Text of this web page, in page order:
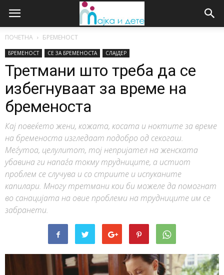
ПОЧЕТНА БРЕМЕНОСТ
БРЕМЕНОСТ СЕ ЗА БРЕМЕНОСТА СЛАЈДЕР
Третмани што треба да се
избегнуваат за време на
бременоста
Кај повеќето жени, кожата, косата и ноктите за време
на бременоста изгледаат подобро од секогаш.
Меѓутоа, целулитот, тој непријател на женската
убавина ги напаѓа токму трудниците, а истиот
проблем се случува и со стриите и испуканите
капилари. Многу третмани кои би можеле да помогнат
во санацијата на овие проблеми на трудниците им се
забранети.